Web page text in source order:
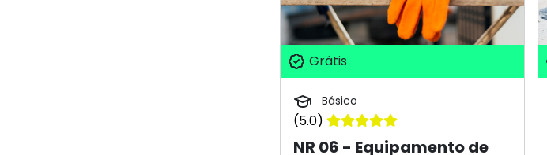
Grátis
Básico
(5.0)
NR 06 - Equipamento de